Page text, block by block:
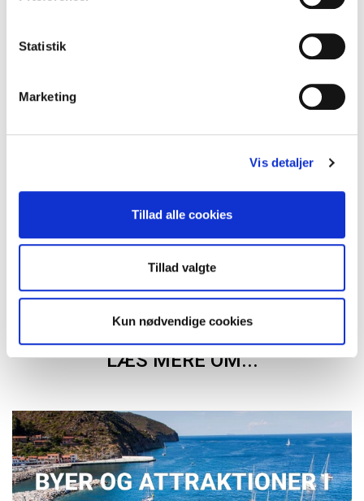
Statistik
Marketing
Vis detaljer
Tillad alle cookies
Tillad valgte
Kun nødvendige cookies
2 voksne
Søg feriehus
LÆS MERE OM...